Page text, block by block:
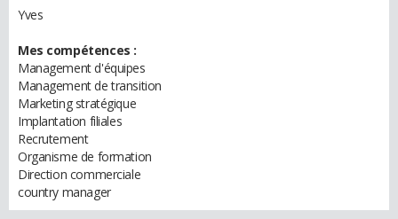
Yves
Mes compétences :
Management d'équipes
Management de transition
Marketing stratégique
Implantation filiales
Recrutement
Organisme de formation
Direction commerciale
country manager